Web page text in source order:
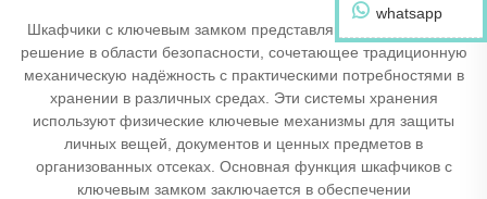
Шкафчики с ключевым замком представляют собой базовое
решение в области безопасности, сочетающее традиционную
механическую надёжность с практическими потребностями в
хранении в различных средах. Эти системы хранения
используют физические ключевые механизмы для защиты
личных вещей, документов и ценных предметов в
организованных отсеках. Основная функция шкафчиков с
ключевым замком заключается в обеспечении
whatsapp